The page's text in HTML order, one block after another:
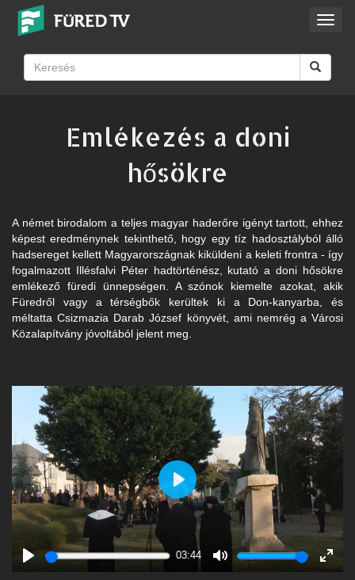
Emlékezés a doni
hősökre
A német birodalom a teljes magyar haderőre igényt tartott, ehhez
képest eredménynek tekinthető, hogy egy tíz hadosztályból álló
hadsereget kellett Magyarországnak kiküldeni a keleti frontra - így
fogalmazott Illésfalvi Péter hadtörténész, kutató a doni hősökre
emlékező füredi ünnepségen. A szónok kiemelte azokat, akik
Füredről vagy a térségbők kerültek ki a Don-kanyarba, és
méltatta Csizmazia Darab József könyvét, ami nemrég a Városi
Közalapítvány jóvoltából jelent meg.
Play
03:44
Mute
Enter
Play